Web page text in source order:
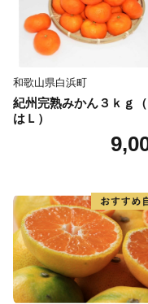
電話番号： 0954-
土・日・祝除く）
メールアドレス：
和歌山県白浜町
紀州完熟みかん３ｋｇ（
はＬ）